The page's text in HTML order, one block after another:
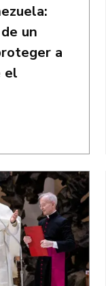
un
a
el